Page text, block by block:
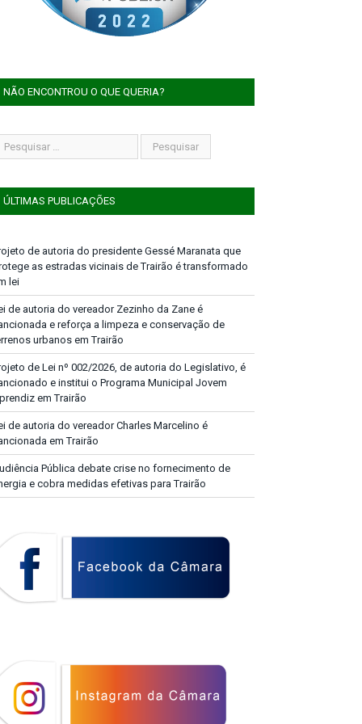
NÃO ENCONTROU O QUE QUERIA?
ÚLTIMAS PUBLICAÇÕES
de autoria do presidente Gessé Maranata que
as estradas vicinais de Trairão é transformado
lei
de autoria do vereador Zezinho da Zane é
e reforça a limpeza e conservação de
urbanos em Trairão
de Lei nº 002/2026, de autoria do Legislativo, é
e institui o Programa Municipal Jovem
em Trairão
de autoria do vereador Charles Marcelino é
em Trairão
Pública debate crise no fornecimento de
e cobra medidas efetivas para Trairão